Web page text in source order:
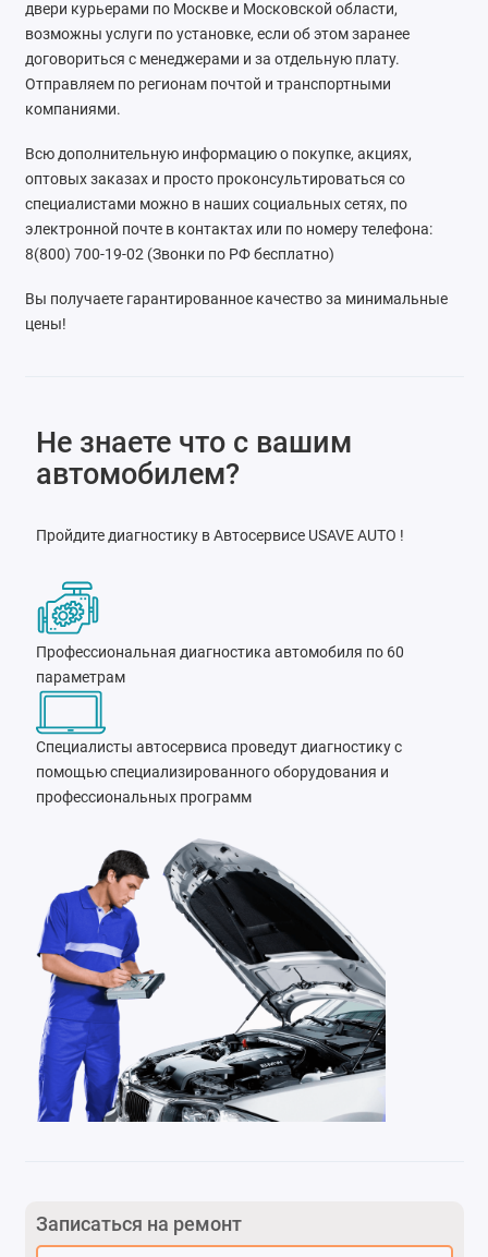
ZAZ
ГАЗ
ТагАЗ
УАЗ
двери курьерами по Москве и Московской области,
возможны услуги по установке, если об этом заранее
договориться с менеджерами и за отдельную плату.
Отправляем по регионам почтой и транспортными
компаниями.
Всю дополнительную информацию о покупке, акциях,
оптовых заказах и просто проконсультироваться со
специалистами можно в наших социальных сетях, по
электронной почте в контактах или по номеру телефона:
8(800) 700-19-02 (Звонки по РФ бесплатно)
Вы получаете гарантированное качество за минимальные
цены!
Не знаете что с вашим
автомобилем?
Пройдите диагностику в Автосервисе USAVE AUTO !
Профессиональная диагностика автомобиля по 60
параметрам
Специалисты автосервиса проведут диагностику с
помощью специализированного оборудования и
профессиональных программ
Записаться на ремонт